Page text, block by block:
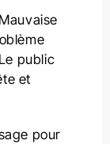
public
et
pour